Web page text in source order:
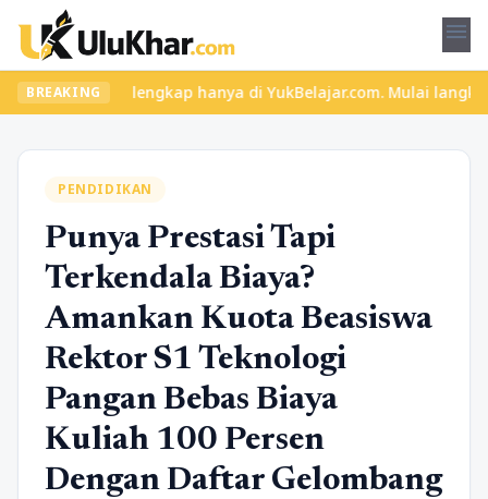
menu
BREAKING
lengkap hanya di YukBelajar.com. Mulai langkah
PENDIDIKAN
Punya Prestasi Tapi
Terkendala Biaya?
Amankan Kuota Beasiswa
Rektor S1 Teknologi
Pangan Bebas Biaya
Kuliah 100 Persen
Dengan Daftar Gelombang